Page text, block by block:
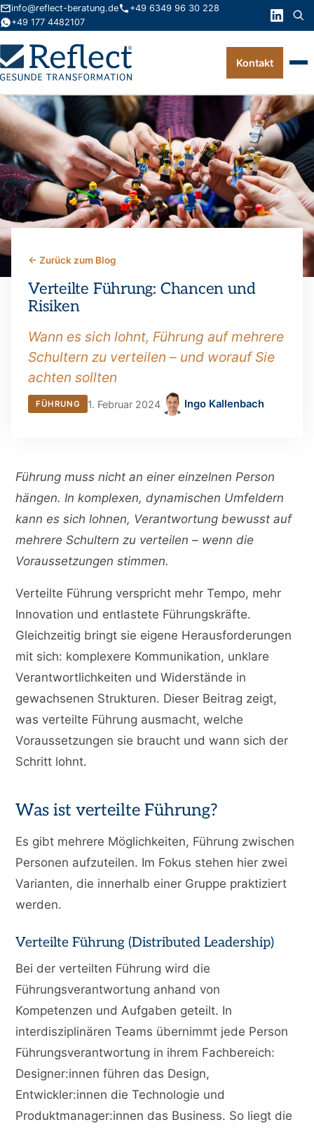
info@reflect-beratung.de
+49 6349 96 30 228
+49 177 4482107
Leistungen
Produkte
Wissen
Über uns
Kontakt
← Zurück zum Blog
Verteilte Führung: Chancen und
Risiken
Wann es sich lohnt, Führung auf mehrere
Schultern zu verteilen – und worauf Sie
achten sollten
FÜHRUNG 1. Februar 2024 Ingo Kallenbach
Führung muss nicht an einer einzelnen Person
hängen. In komplexen, dynamischen Umfeldern
kann es sich lohnen, Verantwortung bewusst auf
mehrere Schultern zu verteilen – wenn die
Voraussetzungen stimmen.
Verteilte Führung verspricht mehr Tempo, mehr
Innovation und entlastete Führungskräfte.
Gleichzeitig bringt sie eigene Herausforderungen
mit sich: komplexere Kommunikation, unklare
Verantwortlichkeiten und Widerstände in
gewachsenen Strukturen. Dieser Beitrag zeigt,
was verteilte Führung ausmacht, welche
Voraussetzungen sie braucht und wann sich der
Schritt lohnt.
Was ist verteilte Führung?
Es gibt mehrere Möglichkeiten, Führung zwischen
Personen aufzuteilen. Im Fokus stehen hier zwei
Varianten, die innerhalb einer Gruppe praktiziert
werden.
Verteilte Führung (Distributed Leadership)
Bei der verteilten Führung wird die
Führungsverantwortung anhand von
Kompetenzen und Aufgaben geteilt. In
interdisziplinären Teams übernimmt jede Person
Führungsverantwortung in ihrem Fachbereich:
Designer:innen führen das Design,
Entwickler:innen die Technologie und
Produktmanager:innen das Business. So liegt die